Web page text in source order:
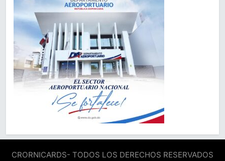
CRORNICARDS- TODOS LOS DERECHOS RESERVADOS